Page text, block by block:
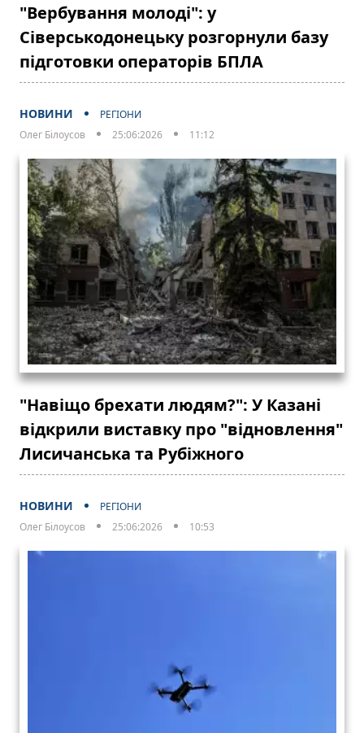
"Вербування молоді": у
Сіверськодонецьку розгорнули базу
підготовки операторів БПЛА
НОВИНИ
РЕГІОНИ
Олег Білоусов
25:06:2026 11:12
"Навіщо брехати людям?": У Казані
відкрили виставку про "відновлення"
Лисичанська та Рубіжного
НОВИНИ
РЕГІОНИ
Олег Білоусов
25:06:2026 10:53